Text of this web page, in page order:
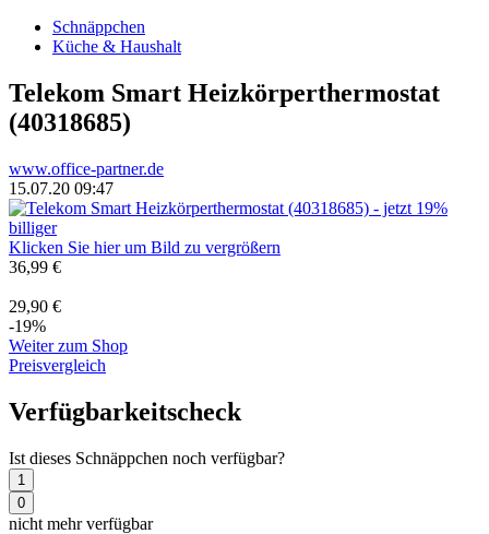
Schnäppchen
Küche & Haushalt
Telekom Smart Heizkörperthermostat
(40318685)
www.office-partner.de
15.07.20 09:47
Klicken Sie hier um Bild zu vergrößern
36,99 €
29,90 €
-19%
Weiter zum Shop
Preisvergleich
Verfügbarkeitscheck
Ist dieses Schnäppchen noch verfügbar?
1
0
nicht mehr verfügbar